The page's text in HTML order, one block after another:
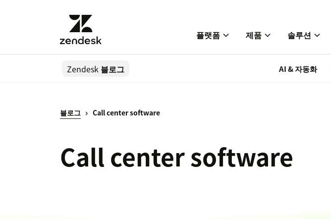
플랫폼 제품 솔루션
Zendesk 블로그 AI & 자동화
블로그 Call center software
Call center software